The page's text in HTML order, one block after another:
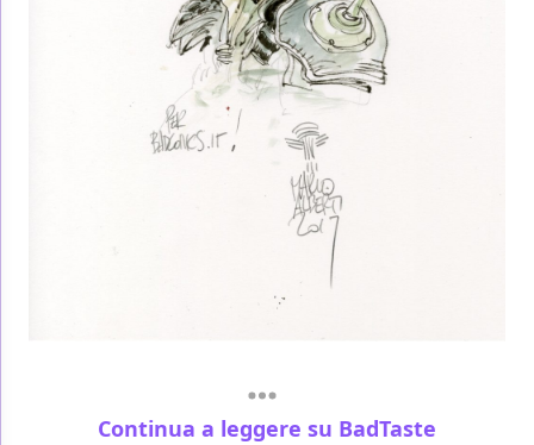
Continua a leggere su BadTaste